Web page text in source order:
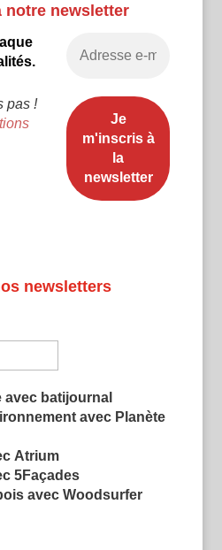
notre newsletter
pas !
newsletters
avec batijournal
avec Planète
Atrium
5Façades
avec Woodsurfer